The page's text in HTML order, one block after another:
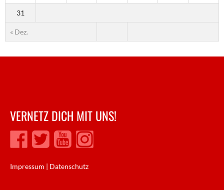
« Dez.
31
VERNETZ DICH MIT UNS!
Impressum | Datenschutz